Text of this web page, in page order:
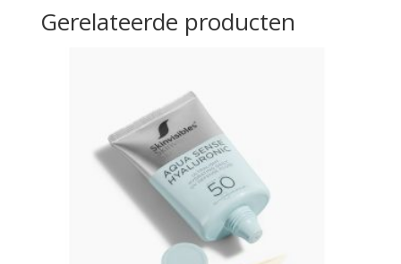
Gerelateerde producten